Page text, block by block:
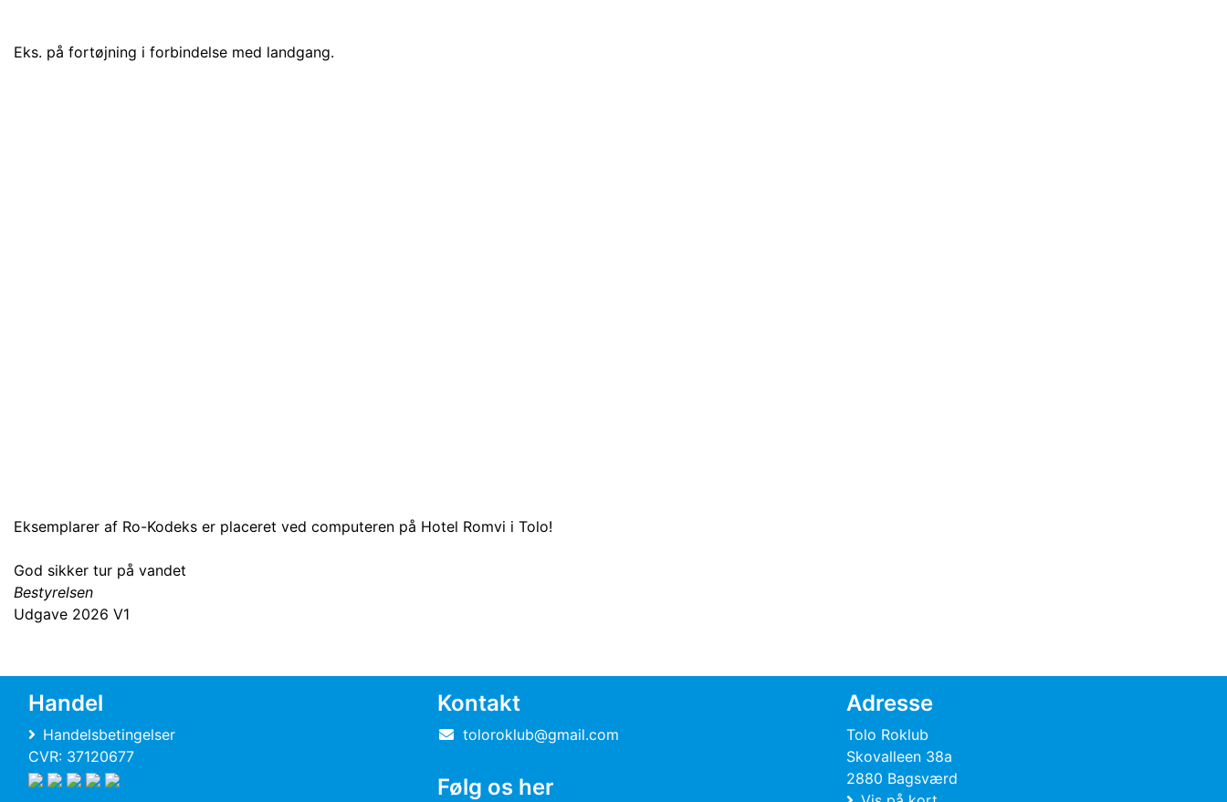
Eks. på fortøjning i forbindelse med landgang.
Eksemplarer af Ro-Kodeks er placeret ved computeren på Hotel Romvi i Tolo!
God sikker tur på vandet
Bestyrelsen
Udgave 2026 V1
Handel
Handelsbetingelser
CVR: 37120677
Kontakt
toloroklub@gmail.com
Følg os her
Adresse
Tolo Roklub
Skovalleen 38a
2880 Bagsværd